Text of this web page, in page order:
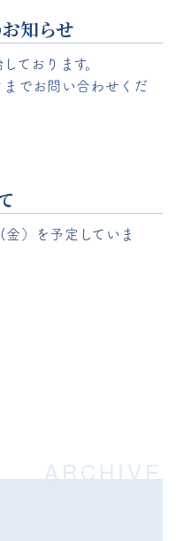
知らせ
ております。
でお問い合わせくだ
）を予定していま